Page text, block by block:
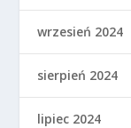
wrzesień 2024
sierpień 2024
lipiec 2024